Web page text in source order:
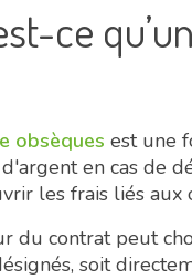
ce
obsèques est une
en cas de
les frais liés aux
du contrat peut
soit